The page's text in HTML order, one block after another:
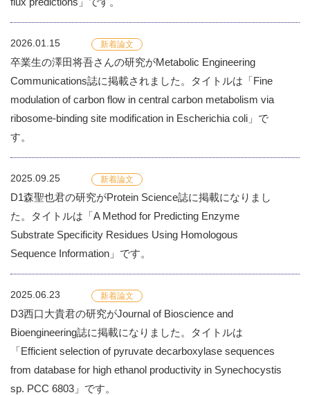
2026.01.15 新着論文
卒業生の澤田将吾さんの研究がMetabolic Engineering
Communications誌に掲載されました。タイトルは「Fine
modulation of carbon flow in central carbon metabolism via
ribosome-binding site modification in Escherichia coli」で
す。
2025.09.25 新着論文
D1森聖也君の研究がProtein Science誌に掲載になりまし
た。タイトルは「A Method for Predicting Enzyme
Substrate Specificity Residues Using Homologous
Sequence Information」です。
2025.06.23 新着論文
D3西口大貴君の研究がJournal of Bioscience and
Bioengineering誌に掲載になりました。タイトルは
「Efficient selection of pyruvate decarboxylase sequences
from database for high ethanol productivity in Synechocystis
sp. PCC 6803」です。